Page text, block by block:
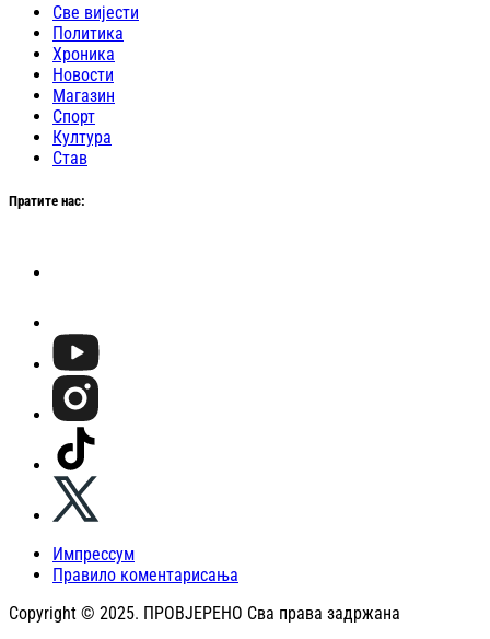
Све вијести
Политика
Хроника
Новости
Магазин
Спорт
Култура
Став
Пратите нас:
Импрессум
Правило коментарисања
Copyright © 2025. ПРОВЈЕРЕНО Сва права задржана